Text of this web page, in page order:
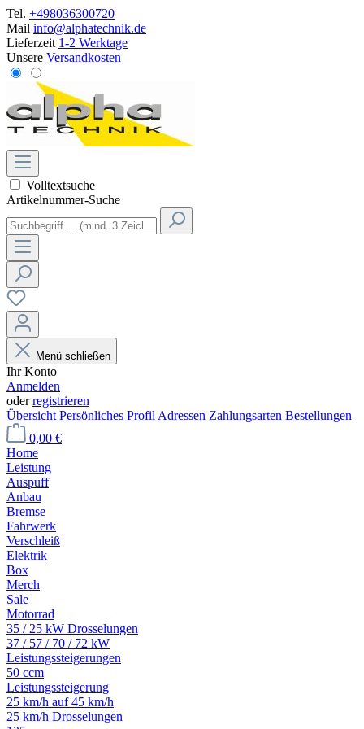
Tel. +498036300720
Mail info@alphatechnik.de
Lieferzeit 1-2 Werktage
Unsere Versandkosten
Volltextsuche
Artikelnummer-Suche
Menü schließen
Ihr Konto
Anmelden
oderregistrieren
Übersicht Persönliches Profil Adressen Zahlungsarten Bestellungen
0,00 €
Home
Leistung
Auspuff
Anbau
Bremse
Fahrwerk
Verschleiß
Elektrik
Box
Merch
Sale
Motorrad
35 / 25 kW Drosselungen
37 / 57 / 70 / 72 kW
Leistungssteigerungen
50 ccm
Leistungssteigerung
25 km/h auf 45 km/h
25 km/h Drosselungen